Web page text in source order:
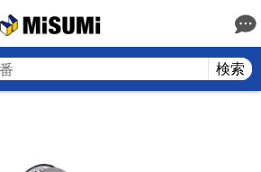
検索